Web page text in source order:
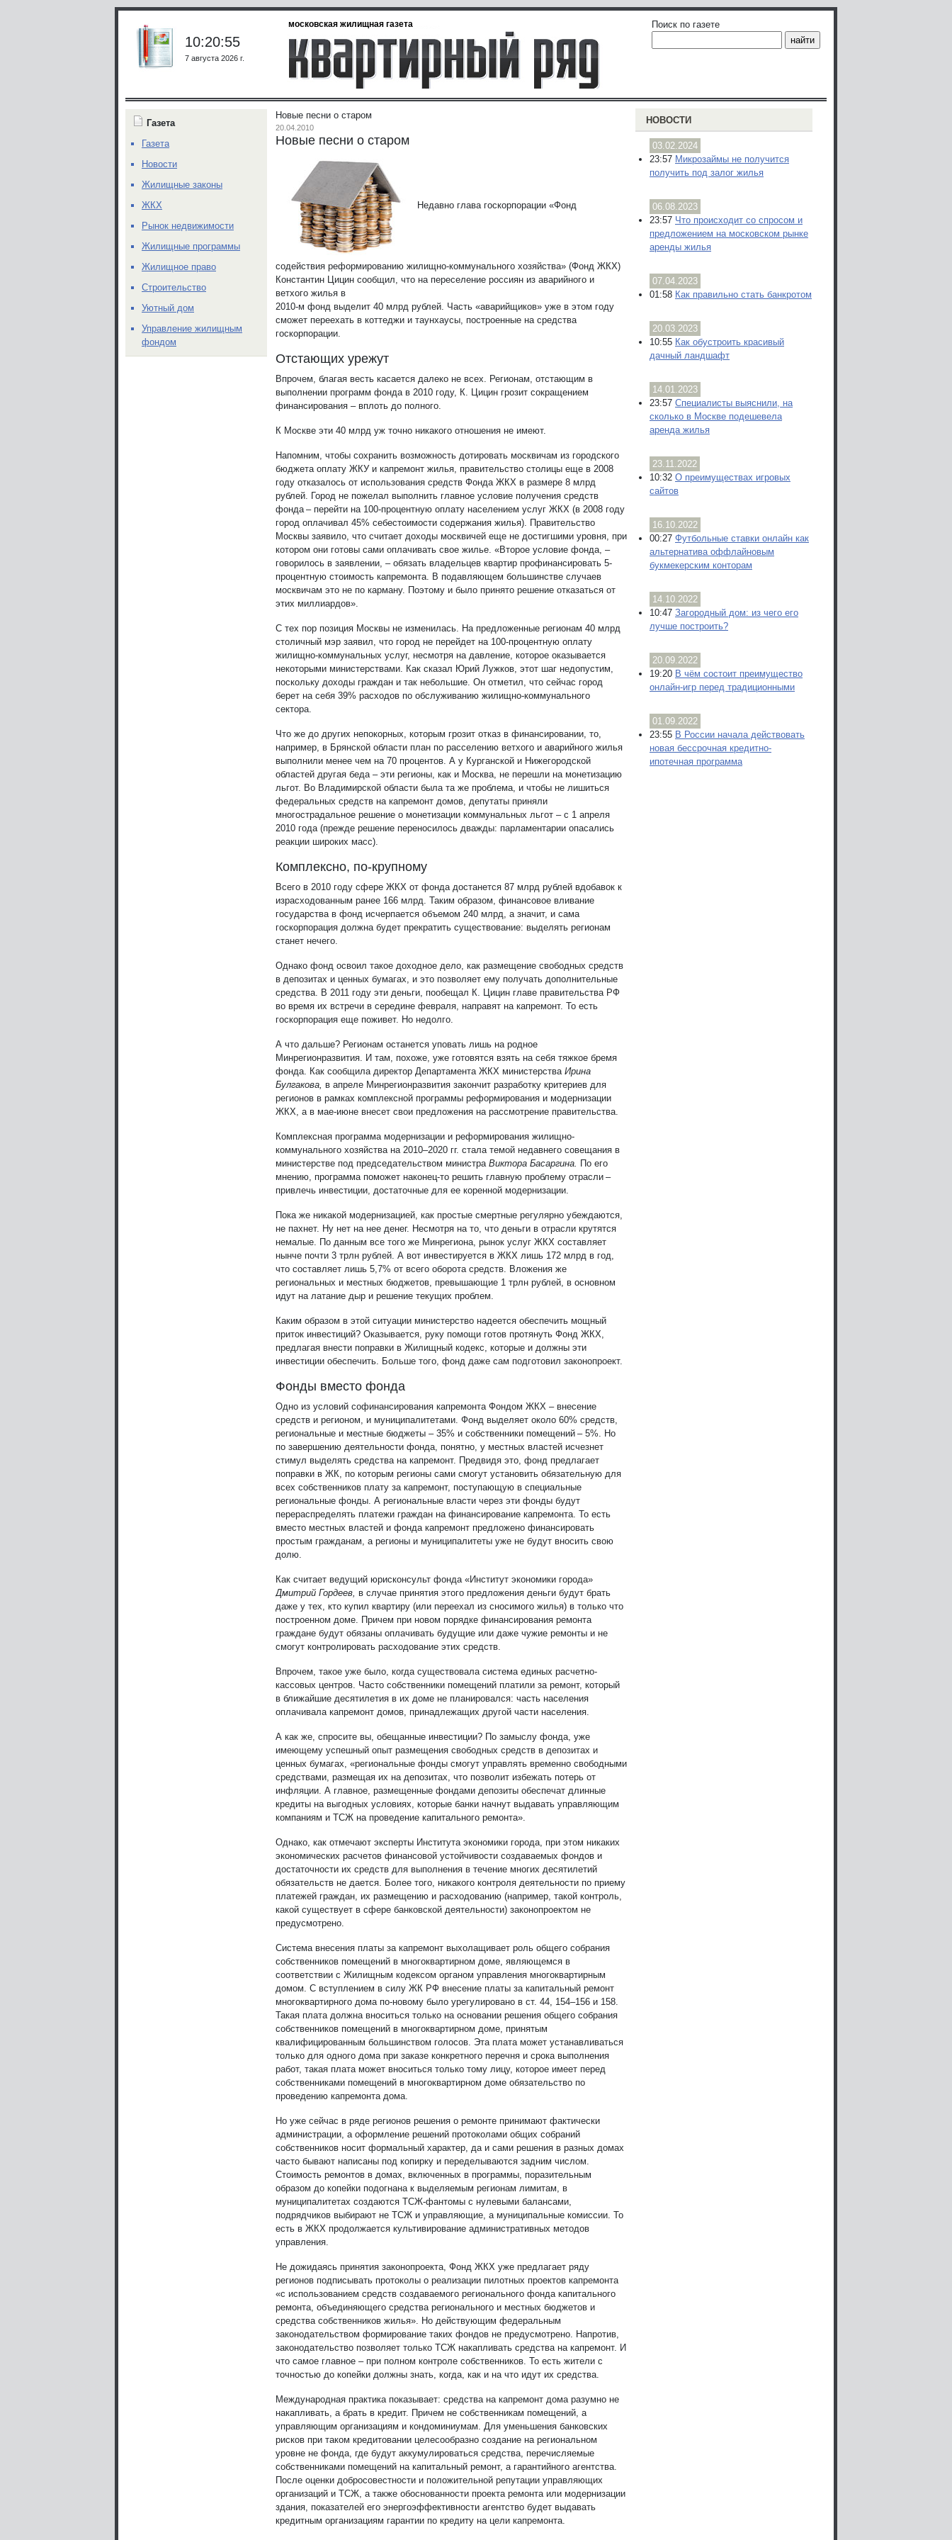
московская жилищная газета
10:20:55
7 августа 2026 г.
Поиск по газете
Новые песни о старом
20.04.2010
Новые песни о старом
Недавно глава госкорпорации «Фонд
содействия реформированию жилищно-коммунального хозяйства» (Фонд ЖКХ)
Константин Цицин сообщил, что на переселение россиян из аварийного и
ветхого жилья в
2010-м фонд выделит 40 млрд рублей. Часть «аварийщиков» уже в этом году
сможет переехать в коттеджи и таунхаусы, построенные на средства
госкорпорации.
Отстающих урежут
Впрочем, благая весть касается далеко не всех. Регионам, отстающим в
выполнении программ фонда в 2010 году, К. Цицин грозит сокращением
финансирования – вплоть до полного.
К Москве эти 40 млрд уж точно никакого отношения не имеют.
Напомним, чтобы сохранить возможность дотировать москвичам из городского
бюджета оплату ЖКУ и капремонт жилья, правительство столицы еще в 2008
году отказалось от использования средств Фонда ЖКХ в размере 8 млрд
рублей. Город не пожелал выполнить главное условие получения средств
фонда – перейти на 100-процентную оплату населением услуг ЖКХ (в 2008 году
город оплачивал 45% себестоимости содержания жилья). Правительство
Москвы заявило, что считает доходы москвичей еще не достигшими уровня, при
котором они готовы сами оплачивать свое жилье. «Второе условие фонда, –
говорилось в заявлении, – обязать владельцев квартир профинансировать 5-
процентную стоимость капремонта. В подавляющем большинстве случаев
москвичам это не по карману. Поэтому и было принято решение отказаться от
этих миллиардов».
С тех пор позиция Москвы не изменилась. На предложенные регионам 40 млрд
столичный мэр заявил, что город не перейдет на 100-процентную оплату
жилищно-коммунальных услуг, несмотря на давление, которое оказывается
некоторыми министерствами. Как сказал Юрий Лужков, этот шаг недопустим,
поскольку доходы граждан и так небольшие. Он отметил, что сейчас город
берет на себя 39% расходов по обслуживанию жилищно-коммунального
сектора.
Что же до других непокорных, которым грозит отказ в финансировании, то,
например, в Брянской области план по расселению ветхого и аварийного жилья
выполнили менее чем на 70 процентов. А у Курганской и Нижегородской
областей другая беда – эти регионы, как и Москва, не перешли на монетизацию
льгот. Во Владимирской области была та же проблема, и чтобы не лишиться
федеральных средств на капремонт домов, депутаты приняли
многострадальное решение о монетизации коммунальных льгот – с 1 апреля
2010 года (прежде решение переносилось дважды: парламентарии опасались
реакции широких масс).
Комплексно, по-крупному
Всего в 2010 году сфере ЖКХ от фонда достанется 87 млрд рублей вдобавок к
израсходованным ранее 166 млрд. Таким образом, финансовое вливание
государства в фонд исчерпается объемом 240 млрд, а значит, и сама
госкорпорация должна будет прекратить существование: выделять регионам
станет нечего.
Однако фонд освоил такое доходное дело, как размещение свободных средств
в депозитах и ценных бумагах, и это позволяет ему получать дополнительные
средства. В 2011 году эти деньги, пообещал К. Цицин главе правительства РФ
во время их встречи в середине февраля, направят на капремонт. То есть
госкорпорация еще поживет. Но недолго.
А что дальше? Регионам останется уповать лишь на родное
Минрегионразвития. И там, похоже, уже готовятся взять на себя тяжкое бремя
фонда. Как сообщила директор Департамента ЖКХ министерства Ирина
Булгакова, в апреле Минрегионразвития закончит разработку критериев для
регионов в рамках комплексной программы реформирования и модернизации
ЖКХ, а в мае-июне внесет свои предложения на рассмотрение правительства.
Комплексная программа модернизации и реформирования жилищно-
коммунального хозяйства на 2010–2020 гг. стала темой недавнего совещания в
министерстве под председательством министра Виктора Басаргина. По его
мнению, программа поможет наконец-то решить главную проблему отрасли –
привлечь инвестиции, достаточные для ее коренной модернизации.
Пока же никакой модернизацией, как простые смертные регулярно убеждаются,
не пахнет. Ну нет на нее денег. Несмотря на то, что деньги в отрасли крутятся
немалые. По данным все того же Минрегиона, рынок услуг ЖКХ составляет
нынче почти 3 трлн рублей. А вот инвестируется в ЖКХ лишь 172 млрд в год,
что составляет лишь 5,7% от всего оборота средств. Вложения же
региональных и местных бюджетов, превышающие 1 трлн рублей, в основном
идут на латание дыр и решение текущих проблем.
Каким образом в этой ситуации министерство надеется обеспечить мощный
приток инвестиций? Оказывается, руку помощи готов протянуть Фонд ЖКХ,
предлагая внести поправки в Жилищный кодекс, которые и должны эти
инвестиции обеспечить. Больше того, фонд даже сам подготовил законопроект.
Фонды вместо фонда
Одно из условий софинансирования капремонта Фондом ЖКХ – внесение
средств и регионом, и муниципалитетами. Фонд выделяет около 60% средств,
региональные и местные бюджеты – 35% и собственники помещений – 5%. Но
по завершению деятельности фонда, понятно, у местных властей исчезнет
стимул выделять средства на капремонт. Предвидя это, фонд предлагает
поправки в ЖК, по которым регионы сами смогут установить обязательную для
всех собственников плату за капремонт, поступающую в специальные
региональные фонды. А региональные власти через эти фонды будут
перераспределять платежи граждан на финансирование капремонта. То есть
вместо местных властей и фонда капремонт предложено финансировать
простым гражданам, а регионы и муниципалитеты уже не будут вносить свою
долю.
Как считает ведущий юрисконсульт фонда «Институт экономики города»
Дмитрий Гордеев, в случае принятия этого предложения деньги будут брать
даже у тех, кто купил квартиру (или переехал из сносимого жилья) в только что
построенном доме. Причем при новом порядке финансирования ремонта
граждане будут обязаны оплачивать будущие или даже чужие ремонты и не
смогут контролировать расходование этих средств.
Впрочем, такое уже было, когда существовала система единых расчетно-
кассовых центров. Часто собственники помещений платили за ремонт, который
в ближайшие десятилетия в их доме не планировался: часть населения
оплачивала капремонт домов, принадлежащих другой части населения.
А как же, спросите вы, обещанные инвестиции? По замыслу фонда, уже
имеющему успешный опыт размещения свободных средств в депозитах и
ценных бумагах, «региональные фонды смогут управлять временно свободными
средствами, размещая их на депозитах, что позволит избежать потерь от
инфляции. А главное, размещенные фондами депозиты обеспечат длинные
кредиты на выгодных условиях, которые банки начнут выдавать управляющим
компаниям и ТСЖ на проведение капитального ремонта».
Однако, как отмечают эксперты Института экономики города, при этом никаких
экономических расчетов финансовой устойчивости создаваемых фондов и
достаточности их средств для выполнения в течение многих десятилетий
обязательств не дается. Более того, никакого контроля деятельности по приему
платежей граждан, их размещению и расходованию (например, такой контроль,
какой существует в сфере банковской деятельности) законопроектом не
предусмотрено.
Система внесения платы за капремонт выхолащивает роль общего собрания
собственников помещений в многоквартирном доме, являющемся в
соответствии с Жилищным кодексом органом управления многоквартирным
домом. С вступлением в силу ЖК РФ внесение платы за капитальный ремонт
многоквартирного дома по-новому было урегулировано в ст. 44, 154–156 и 158.
Такая плата должна вноситься только на основании решения общего собрания
собственников помещений в многоквартирном доме, принятым
квалифицированным большинством голосов. Эта плата может устанавливаться
только для одного дома при заказе конкретного перечня и срока выполнения
работ, такая плата может вноситься только тому лицу, которое имеет перед
собственниками помещений в многоквартирном доме обязательство по
проведению капремонта дома.
Но уже сейчас в ряде регионов решения о ремонте принимают фактически
администрации, а оформление решений протоколами общих собраний
собственников носит формальный характер, да и сами решения в разных домах
часто бывают написаны под копирку и переделываются задним числом.
Стоимость ремонтов в домах, включенных в программы, поразительным
образом до копейки подогнана к выделяемым регионам лимитам, в
муниципалитетах создаются ТСЖ-фантомы с нулевыми балансами,
подрядчиков выбирают не ТСЖ и управляющие, а муниципальные комиссии. То
есть в ЖКХ продолжается культивирование административных методов
управления.
Не дожидаясь принятия законопроекта, Фонд ЖКХ уже предлагает ряду
регионов подписывать протоколы о реализации пилотных проектов капремонта
«с использованием средств создаваемого регионального фонда капитального
ремонта, объединяющего средства регионального и местных бюджетов и
средства собственников жилья». Но действующим федеральным
законодательством формирование таких фондов не предусмотрено. Напротив,
законодательство позволяет только ТСЖ накапливать средства на капремонт. И
что самое главное – при полном контроле собственников. То есть жители с
точностью до копейки должны знать, когда, как и на что идут их средства.
Международная практика показывает: средства на капремонт дома разумно не
накапливать, а брать в кредит. Причем не собственникам помещений, а
управляющим организациям и кондоминиумам. Для уменьшения банковских
рисков при таком кредитовании целесообразно создание на региональном
уровне не фонда, где будут аккумулироваться средства, перечисляемые
собственниками помещений на капитальный ремонт, а гарантийного агентства.
После оценки добросовестности и положительной репутации управляющих
организаций и ТСЖ, а также обоснованности проекта ремонта или модернизации
здания, показателей его энергоэффективности агентство будет выдавать
кредитным организациям гарантии по кредиту на цели капремонта.
НОВОСТИ
03.02.2024
23:57 Микрозаймы не получится
получить под залог жилья
06.08.2023
23:57 Что происходит со спросом и
предложением на московском рынке
аренды жилья
07.04.2023
01:58 Как правильно стать банкротом
20.03.2023
10:55 Как обустроить красивый
дачный ландшафт
14.01.2023
23:57 Специалисты выяснили, на
сколько в Москве подешевела
аренда жилья
23.11.2022
10:32 О преимуществах игровых
сайтов
16.10.2022
00:27 Футбольные ставки онлайн как
альтернатива оффлайновым
букмекерским конторам
14.10.2022
10:47 Загородный дом: из чего его
лучше построить?
20.09.2022
19:20 В чём состоит преимущество
онлайн-игр перед традиционными
01.09.2022
23:55 В России начала действовать
новая бессрочная кредитно-
ипотечная программа
Газета
Газета
Новости
Жилищные законы
ЖКХ
Рынок недвижимости
Жилищные программы
Жилищное право
Строительство
Уютный дом
Управление жилищным
фондом